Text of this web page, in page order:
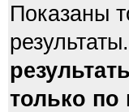
Показаны
результаты.
только по